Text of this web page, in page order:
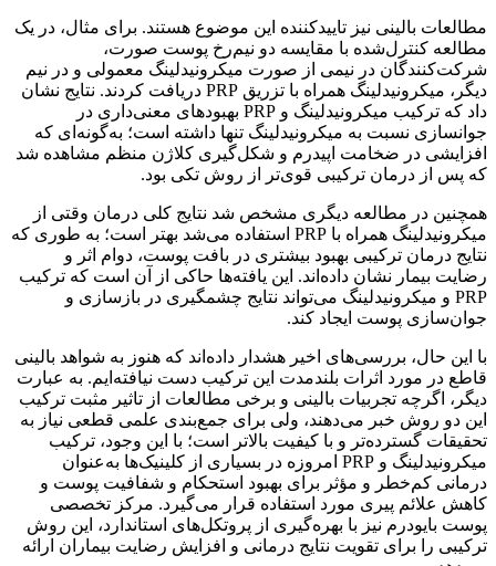
مطالعات بالینی نیز تاییدکننده این موضوع هستند. برای مثال، در یک
مطالعه کنترل‌شده با مقایسه دو نیم‌رخ پوست صورت،
شرکت‌کنندگان در نیمی از صورت میکرونیدلینگ معمولی و در نیم
دیگر، میکرونیدلینگ همراه با تزریق PRP دریافت کردند. نتایج نشان
داد که ترکیب میکرونیدلینگ و PRP بهبودهای معنی‌داری در
جوانسازی نسبت به میکرونیدلینگ تنها داشته است؛ به‌گونه‌ای که
افزایشی در ضخامت اپیدرم و شکل‌گیری کلاژن منظم مشاهده شد
که پس از درمان ترکیبی قوی‌تر از روش تکی بود.
همچنین در مطالعه دیگری مشخص شد نتایج کلی درمان وقتی از
میکرونیدلینگ همراه با PRP استفاده می‌شد بهتر است؛ به طوری که
نتایج درمان ترکیبی بهبود بیشتری در بافت پوست، دوام اثر و
رضایت بیمار نشان داده‌اند. این یافته‌ها حاکی از آن است که ترکیب
PRP و میکرونیدلینگ می‌تواند نتایج چشمگیری در بازسازی و
جوان‌سازی پوست ایجاد کند.
با این حال، بررسی‌های اخیر هشدار داده‌اند که هنوز به شواهد بالینی
قاطع در مورد اثرات بلندمدت این ترکیب دست نیافته‌ایم. به عبارت
دیگر، اگرچه تجربیات بالینی و برخی مطالعات از تاثیر مثبت ترکیب
این دو روش خبر می‌دهند، ولی برای جمع‌بندی علمی قطعی نیاز به
تحقیقات گسترده‌تر و با کیفیت بالاتر است؛ با این وجود، ترکیب
میکرونیدلینگ و PRP امروزه در بسیاری از کلینیک‌ها به‌عنوان
درمانی کم‌خطر و مؤثر برای بهبود استحکام و شفافیت پوست و
کاهش علائم پیری مورد استفاده قرار می‌گیرد. مرکز تخصصی
پوست بایودرم نیز با بهره‌گیری از پروتکل‌های استاندارد، این روش
ترکیبی را برای تقویت نتایج درمانی و افزایش رضایت بیماران ارائه